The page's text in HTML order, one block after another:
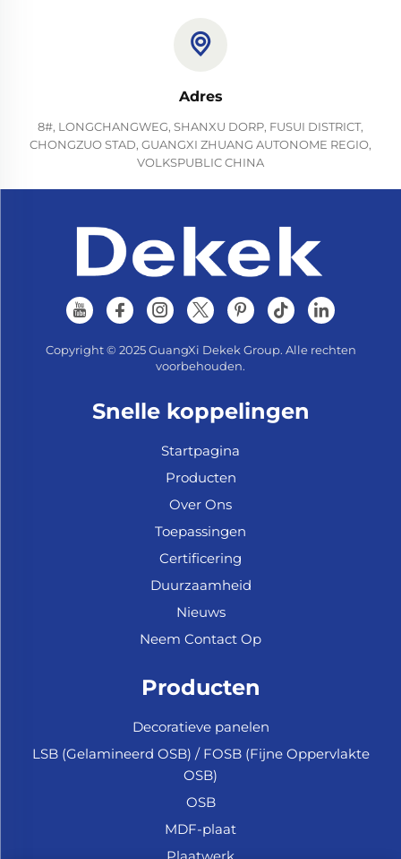
Adres
8#, LONGCHANGWEG, SHANXU DORP, FUSUI DISTRICT,
CHONGZUO STAD, GUANGXI ZHUANG AUTONOME REGIO,
VOLKSPUBLIC CHINA
Copyright © 2025 GuangXi Dekek Group. Alle rechten
voorbehouden.
Snelle koppelingen
Startpagina
Producten
Over Ons
Toepassingen
Certificering
Duurzaamheid
Nieuws
Neem Contact Op
Producten
Decoratieve panelen
LSB (Gelamineerd OSB) / FOSB (Fijne Oppervlakte
OSB)
OSB
MDF-plaat